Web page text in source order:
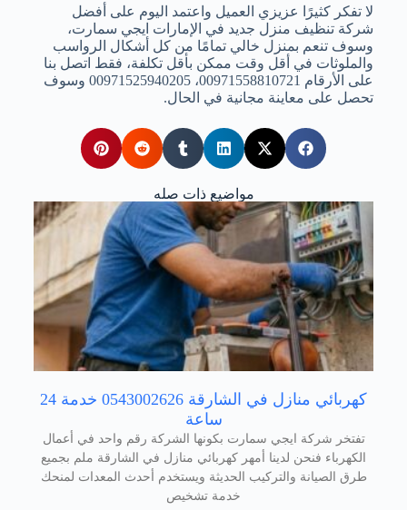
مواضيع ذات صله
كهربائي منازل في الشارقة 0543002626 خدمة 24
ساعة
تفتخر شركة ايجي سمارت بكونها الشركة رقم واحد في أعمال
الكهرباء فنحن لدينا أمهر كهربائي منازل في الشارقة ملم بجميع
طرق الصيانة والتركيب الحديثة ويستخدم أحدث المعدات لمنحك
خدمة تشخيص
لا تفكر كثيرًا عزيزي العميل واعتمد اليوم على أفضل
شركة تنظيف منزل جديد في الإمارات ايجي سمارت،
وسوف تنعم بمنزل خالي تمامًا من كل أشكال الرواسب
والملوثات في أقل وقت ممكن بأقل تكلفة، فقط اتصل بنا
على الأرقام 00971558810721، 00971525940205 وسوف
تحصل على معاينة مجانية في الحال.